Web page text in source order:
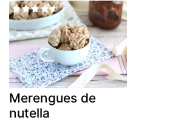
Merengues de
nutella